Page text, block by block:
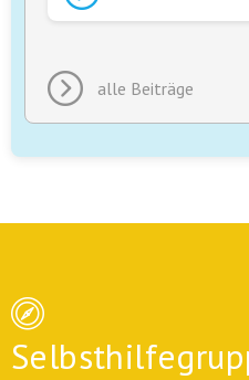
alle Beiträge